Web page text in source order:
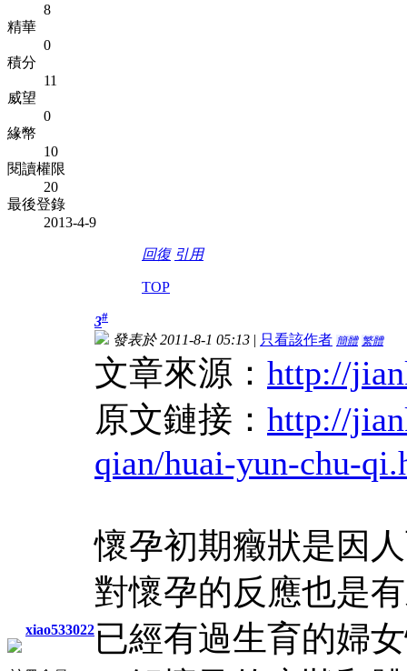
8
精華
0
積分
11
威望
0
緣幣
10
閱讀權限
20
最後登錄
2013-4-9
回復 引用
TOP
xiao533022
3#
發表於 2011-8-1 05:13 | 只看該作者 簡體 繁體
文章來源： http://
原文鏈接： http://
qian/huai-yun-chu-
懷孕初期癥狀是因
對懷孕的反應也是
已經有過生育的婦